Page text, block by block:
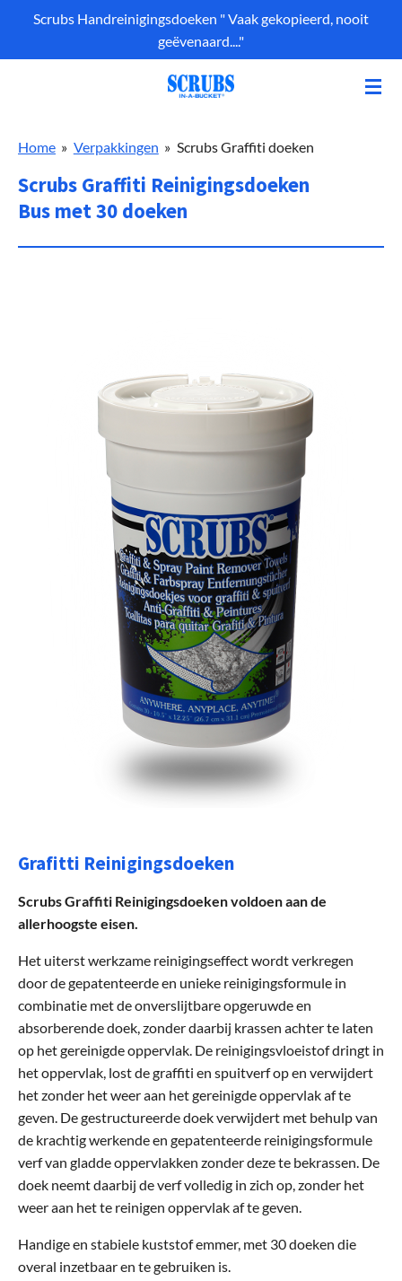
naar
Scrubs Handreinigingsdoeken " Vaak gekopieerd, nooit
geëvenaard...."
Home » Verpakkingen » Scrubs Graffiti doeken
Scrubs Graffiti Reinigingsdoeken
Bus met 30 doeken
Grafitti Reinigingsdoeken
Scrubs Graffiti Reinigingsdoeken voldoen aan de
allerhoogste eisen.
Het uiterst werkzame reinigingseffect wordt verkregen
door de gepatenteerde en unieke reinigingsformule in
combinatie met de onverslijtbare opgeruwde en
absorberende doek, zonder daarbij krassen achter te laten
op het gereinigde oppervlak. De reinigingsvloeistof dringt in
het oppervlak, lost de graffiti en spuitverf op en verwijdert
het zonder het weer aan het gereinigde oppervlak af te
geven. De gestructureerde doek verwijdert met behulp van
de krachtig werkende en gepatenteerde reinigingsformule
verf van gladde oppervlakken zonder deze te bekrassen. De
doek neemt daarbij de verf volledig in zich op, zonder het
weer aan het te reinigen oppervlak af te geven.
Handige en stabiele kuststof emmer, met 30 doeken die
overal inzetbaar en te gebruiken is.